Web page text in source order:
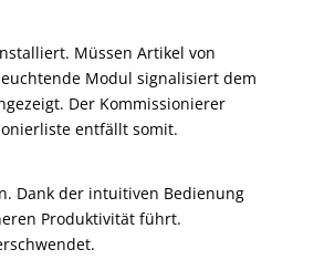
Müssen Artikel von
Modul signalisiert dem
Der Kommissionierer
entfällt somit.
Dank der intuitiven Bedienung
Produktivität führt.